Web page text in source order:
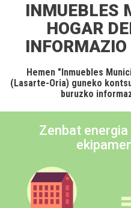
INMUEBLES
HOGAR
Hemen "Inmuebles
(Lasarte-Oria) guneko
buruzko
Zenbat